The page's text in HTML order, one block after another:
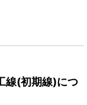
線(初期線)につ